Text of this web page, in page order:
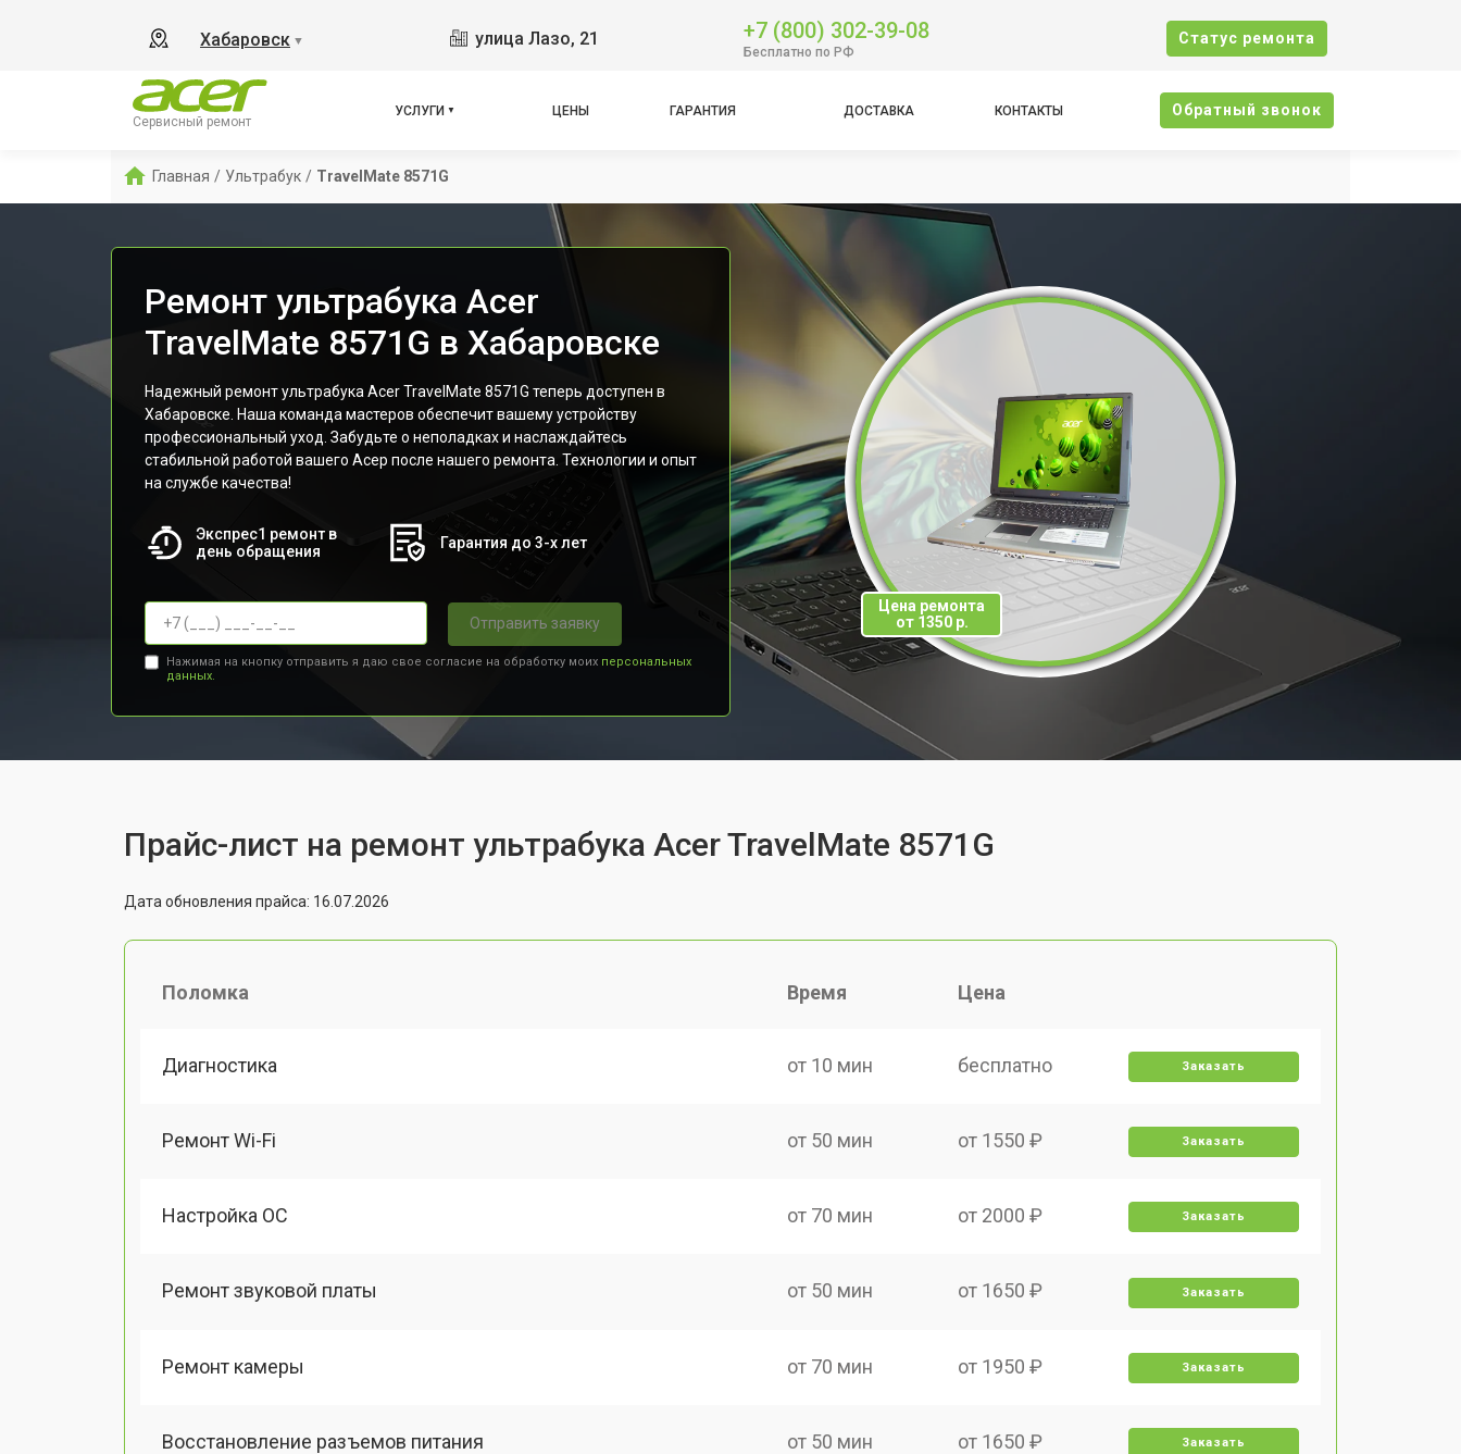
Хабаровск ▼ улица Лазо, 21 +7 (800) 302-39-08
Бесплатно по РФ
Cтатус ремонта
Сервисный ремонт
УСЛУГИ ЦЕНЫ ГАРАНТИЯ ДОСТАВКА КОНТАКТЫ Oбратный звонок
Главная / Ультрабук / TravelMate 8571G
Ремонт ультрабука Acer
TravelMate 8571G в Хабаровске
Надежный ремонт ультрабука Acer TravelMate 8571G теперь доступен в
Хабаровске. Наша команда мастеров обеспечит вашему устройству
профессиональный уход. Забудьте о неполадках и наслаждайтесь
стабильной работой вашего Асер после нашего ремонта. Технологии и опыт
на службе качества!
Экспрес1 ремонт в
день обращения
Гарантия до 3-х лет
Отправить заявку
Нажимая на кнопку отправить я даю свое согласие на обработку моих персональных
данных.
Цена ремонта
от 1350 р.
Прайс-лист на ремонт ультрабука Acer TravelMate 8571G
Дата обновления прайса: 16.07.2026
Поломка Время Цена
Диагностика от 10 мин бесплатно Заказать
Ремонт Wi-Fi от 50 мин от 1550 ₽ Заказать
Настройка ОС от 70 мин от 2000 ₽ Заказать
Ремонт звуковой платы от 50 мин от 1650 ₽ Заказать
Ремонт камеры от 70 мин от 1950 ₽ Заказать
Восстановление разъемов питания от 50 мин от 1650 ₽ Заказать